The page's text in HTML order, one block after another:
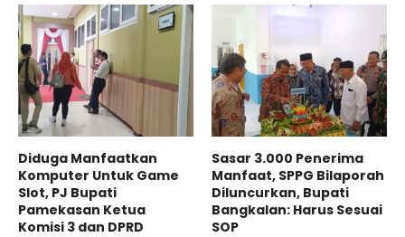
Diduga Manfaatkan
Komputer Untuk Game
Slot, PJ Bupati
Pamekasan Ketua
Komisi 3 dan DPRD
Sasar 3.000 Penerima
Manfaat, SPPG Bilaporah
Diluncurkan, Bupati
Bangkalan: Harus Sesuai
SOP